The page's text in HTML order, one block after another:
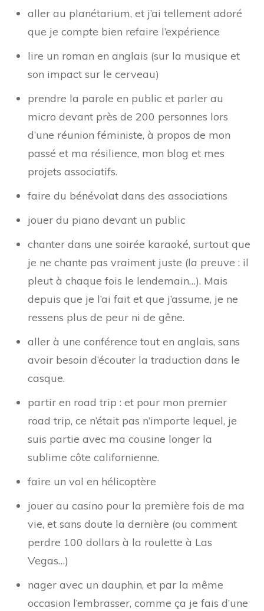
aller au planétarium, et j’ai tellement adoré
que je compte bien refaire l’expérience
lire un roman en anglais (sur la musique et
son impact sur le cerveau)
prendre la parole en public et parler au
micro devant près de 200 personnes lors
d’une réunion féministe, à propos de mon
passé et ma résilience, mon blog et mes
projets associatifs.
faire du bénévolat dans des associations
jouer du piano devant un public
chanter dans une soirée karaoké, surtout que
je ne chante pas vraiment juste (la preuve : il
pleut à chaque fois le lendemain…). Mais
depuis que je l’ai fait et que j’assume, je ne
ressens plus de peur ni de gêne.
aller à une conférence tout en anglais, sans
avoir besoin d’écouter la traduction dans le
casque.
partir en road trip : et pour mon premier
road trip, ce n’était pas n’importe lequel, je
suis partie avec ma cousine longer la
sublime côte californienne.
faire un vol en hélicoptère
jouer au casino pour la première fois de ma
vie, et sans doute la dernière (ou comment
perdre 100 dollars à la roulette à Las
Vegas…)
nager avec un dauphin, et par la même
occasion l’embrasser, comme ça je fais d’une